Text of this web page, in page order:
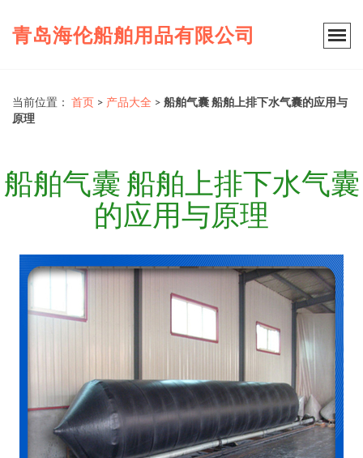
青岛海伦船舶用品有限公司
当前位置： 首页 > 产品大全 > 船舶气囊 船舶上排下水气囊的应用与
原理
船舶气囊 船舶上排下水气囊
的应用与原理